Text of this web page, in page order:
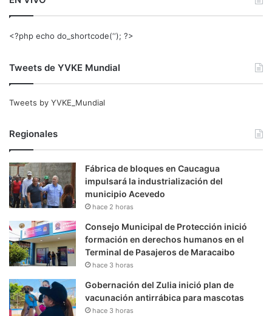
<?php echo do_shortcode(‘‘); ?>
Tweets de YVKE Mundial
Tweets by YVKE_Mundial
Regionales
Fábrica de bloques en Caucagua
impulsará la industrialización del
municipio Acevedo
hace 2 horas
Consejo Municipal de Protección inició
formación en derechos humanos en el
Terminal de Pasajeros de Maracaibo
hace 3 horas
Gobernación del Zulia inició plan de
vacunación antirrábica para mascotas
hace 3 horas